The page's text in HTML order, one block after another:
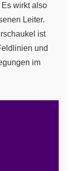
wirkt also
Leiter.
ist
und
im